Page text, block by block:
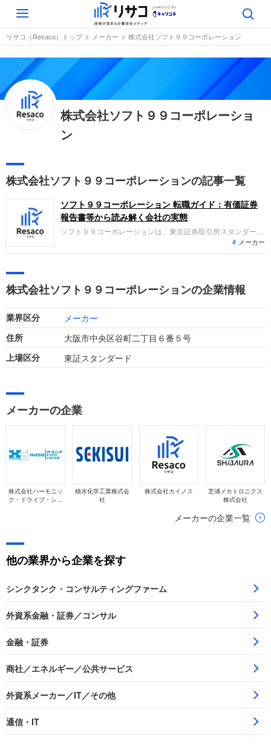
Toggle
navigation
リサコ（Resaco）トップ メーカー 株式会社ソフト９９コーポレーション
株式会社ソフト９９コーポレーショ
ン
株式会社ソフト９９コーポレーションの記事一覧
ソフト９９コーポレーション 転職ガイド：有価証券
報告書等から読み解く会社の実態
ソフト９９コーポレーションは、東京証券取引所スタンダード
市場に上場する自動車用ケミカル品などの製造販売を主力とす
る企業です。ファインケミカル、ポーラスマテリアル、サービ
持しています。
メーカー
株式会社ソフト９９コーポレーションの企業情報
業界区分 メーカー
住所 大阪市中央区谷町二丁目６番５号
上場区分 東証スタンダード
メーカーの企業
株式会社ハーモニッ
ク・ドライブ・シス
積水化学工業株式会
社
株式会社カイノス
芝浦メカトロニクス
株式会社
メーカーの企業一覧
他の業界から企業を探す
シンクタンク・コンサルティングファーム
外資系金融・証券／コンサル
金融・証券
商社／エネルギー／公共サービス
外資系メーカー／IT／その他
通信・IT